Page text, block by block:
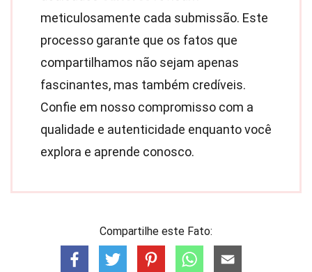
meticulosamente cada submissão. Este
processo garante que os fatos que
compartilhamos não sejam apenas
fascinantes, mas também credíveis.
Confie em nosso compromisso com a
qualidade e autenticidade enquanto você
explora e aprende conosco.
Compartilhe este Fato: